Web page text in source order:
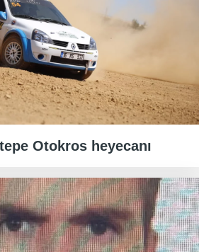
Otokros heyecanı